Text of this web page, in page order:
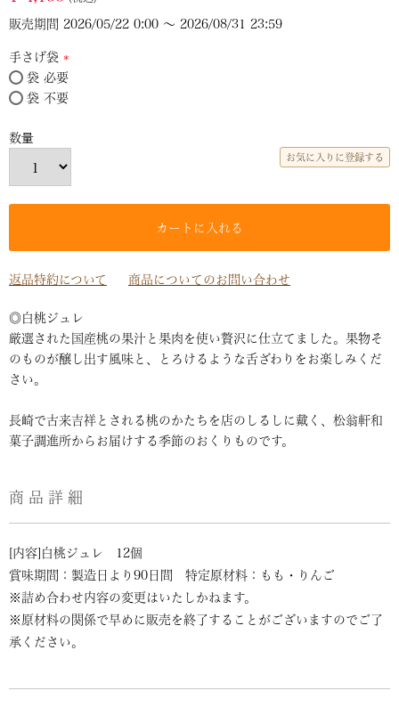
販売期間 2026/05/22 0:00 〜 2026/08/31 23:59
手さげ袋
(必
須)
袋 必要
袋 不要
お気に入りに登録する
カートに入れる
返品特約について 商品についてのお問い合わせ
◎白桃ジュレ
厳選された国産桃の果汁と果肉を使い贅沢に仕立てました。果物そ
のものが醸し出す風味と、とろけるような舌ざわりをお楽しみくだ
さい。
長崎で古来吉祥とされる桃のかたちを店のしるしに戴く、松翁軒和
菓子調進所からお届けする季節のおくりものです。
商品詳細
[内容]白桃ジュレ 12個
賞味期間：製造日より90日間 特定原材料：もも・りんご
※詰め合わせ内容の変更はいたしかねます。
※原材料の関係で早めに販売を終了することがございますのでご了
承ください。